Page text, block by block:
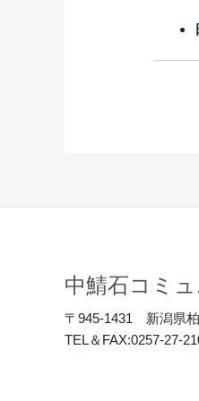
中鯖石コミ
〒945-1431 新潟県
TEL＆FAX:0257-27-